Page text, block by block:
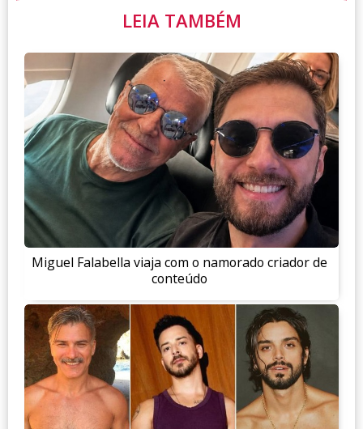
LEIA TAMBÉM
Miguel Falabella viaja com o namorado criador de
conteúdo